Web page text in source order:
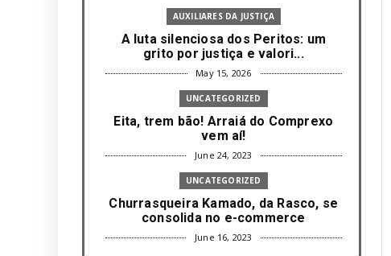
AUXILIARES DA JUSTIÇA
A luta silenciosa dos Peritos: um
grito por justiça e valori...
May 15, 2026
UNCATEGORIZED
Eita, trem bão! Arraiá do Comprexo
vem aí!
June 24, 2023
UNCATEGORIZED
Churrasqueira Kamado, da Rasco, se
consolida no e-commerce
June 16, 2023